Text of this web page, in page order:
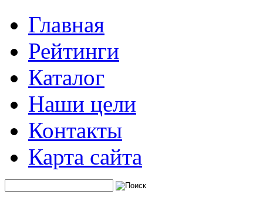
Главная
Рейтинги
Каталог
Наши цели
Контакты
Карта сайта